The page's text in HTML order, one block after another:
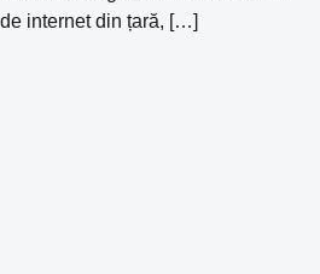
internet din țară, […]